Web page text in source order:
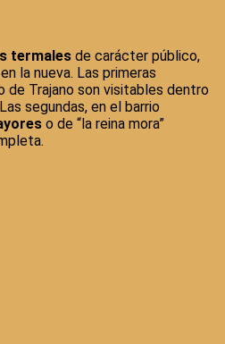
termales de carácter público,
la nueva. Las primeras
de Trajano son visitables dentro
segundas, en el barrio
o de “la reina mora”